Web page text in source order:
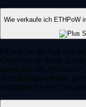
Wie verkaufe ich ETHPoW
Öffnen Sie die App und
Gehen Sie zu Ihrem
tippen Sie auf
Auszahlungsmethode,
bestätigen Sie die